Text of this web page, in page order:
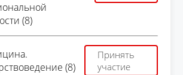
(8)
(8)
Принять
участие